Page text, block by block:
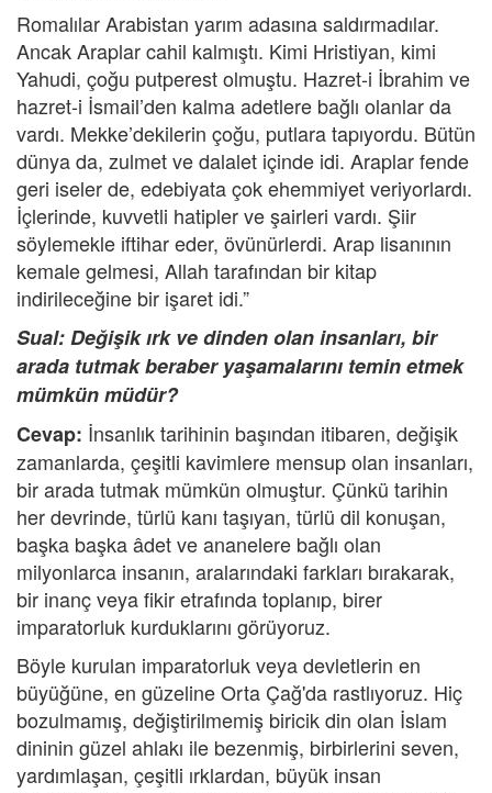
Romalılar Arabistan yarım adasına saldırmadılar.
Ancak Araplar cahil kalmıştı. Kimi Hristiyan, kimi
Yahudi, çoğu putperest olmuştu. Hazret-i İbrahim ve
hazret-i İsmail’den kalma adetlere bağlı olanlar da
vardı. Mekke’dekilerin çoğu, putlara tapıyordu. Bütün
dünya da, zulmet ve dalalet içinde idi. Araplar fende
geri iseler de, edebiyata çok ehemmiyet veriyorlardı.
İçlerinde, kuvvetli hatipler ve şairleri vardı. Şiir
söylemekle iftihar eder, övünürlerdi. Arap lisanının
kemale gelmesi, Allah tarafından bir kitap
indirileceğine bir işaret idi.”
Sual: Değişik ırk ve dinden olan insanları, bir
arada tutmak beraber yaşamalarını temin etmek
mümkün müdür?
Cevap: İnsanlık tarihinin başından itibaren, değişik
zamanlarda, çeşitli kavimlere mensup olan insanları,
bir arada tutmak mümkün olmuştur. Çünkü tarihin
her devrinde, türlü kanı taşıyan, türlü dil konuşan,
başka başka âdet ve ananelere bağlı olan
milyonlarca insanın, aralarındaki farkları bırakarak,
bir inanç veya fikir etrafında toplanıp, birer
imparatorluk kurduklarını görüyoruz.
Böyle kurulan imparatorluk veya devletlerin en
büyüğüne, en güzeline Orta Çağ'da rastlıyoruz. Hiç
bozulmamış, değiştirilmemiş biricik din olan İslam
dininin güzel ahlakı ile bezenmiş, birbirlerini seven,
yardımlaşan, çeşitli ırklardan, büyük insan